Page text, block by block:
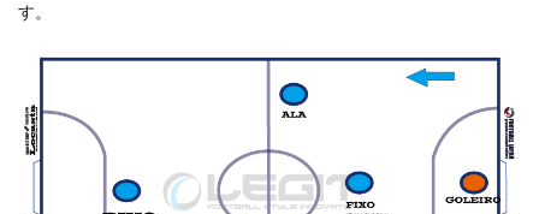
す。